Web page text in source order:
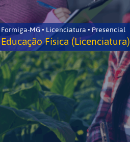
Formiga-MG • Licenciatura • Presencial
Educação Física (Licenciatura)